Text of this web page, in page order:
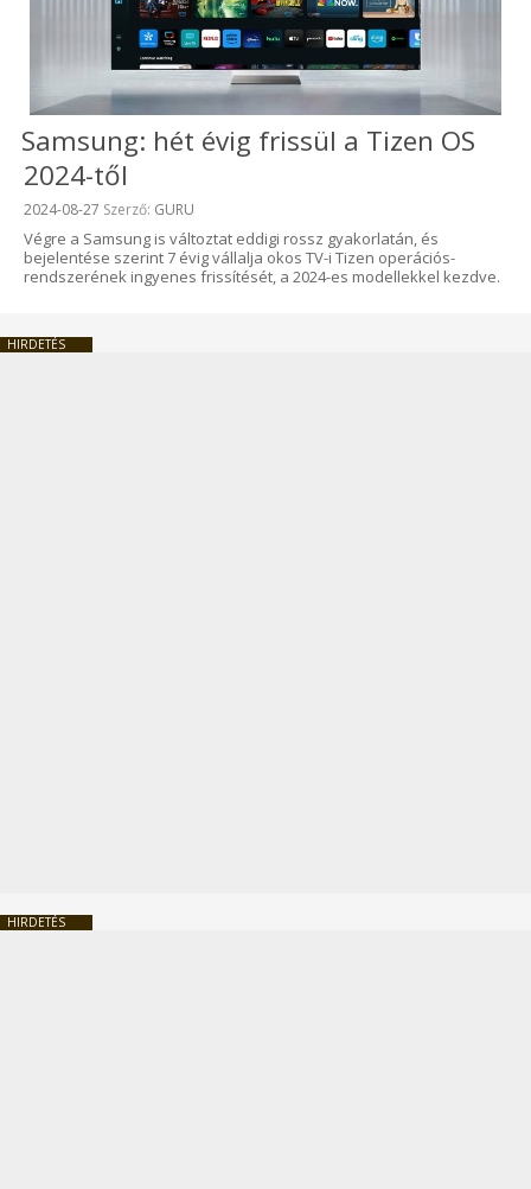
Samsung: hét évig frissül a Tizen OS
2024-től
Beküldve:
2024-08-27 Szerző: GURU
Végre a Samsung is változtat eddigi rossz gyakorlatán, és
bejelentése szerint 7 évig vállalja okos TV-i Tizen operációs-
rendszerének ingyenes frissítését, a 2024-es modellekkel kezdve.
HIRDETÉS
HIRDETÉS